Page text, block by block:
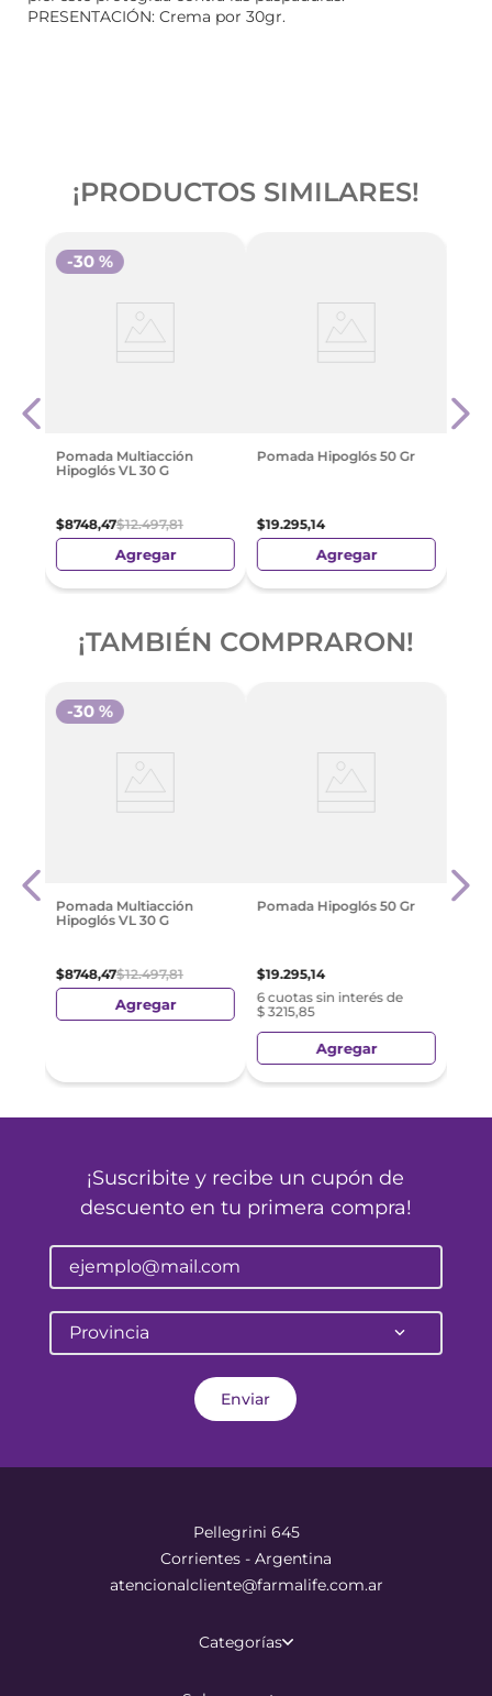
PRESENTACIÓN: Crema por 30gr.
¡PRODUCTOS SIMILARES!
Pomada Multiacción
Hipoglós VL 30 G
$8748,47$12.497,81
-30 %
Agregar
Pomada Hipoglós 50 Gr
$19.295,14
Agregar
¡TAMBIÉN COMPRARON!
Pomada Multiacción
Hipoglós VL 30 G
$8748,47$12.497,81
-30 %
Agregar
Pomada Hipoglós 50 Gr
$19.295,14
6 cuotas sin interés de
$ 3215,85
Agregar
$
¡Suscribite y recibe un cupón de
descuento en tu primera compra!
Provincia
Enviar
Pellegrini 645
Corrientes - Argentina
atencionalcliente@farmalife.com.ar
Categorías